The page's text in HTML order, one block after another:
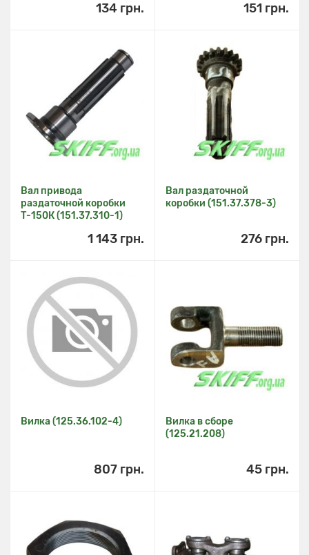
134 грн. 151 грн.
Вал привода
раздаточной коробки
Т-150К (151.37.310-1)
1 143 грн.
Вал раздаточной
коробки (151.37.378-3)
276 грн.
Вилка (125.36.102-4)
807 грн.
Вилка в сборе
(125.21.208)
45 грн.